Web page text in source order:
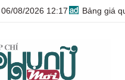
08/2026 12:17 Bảng giá